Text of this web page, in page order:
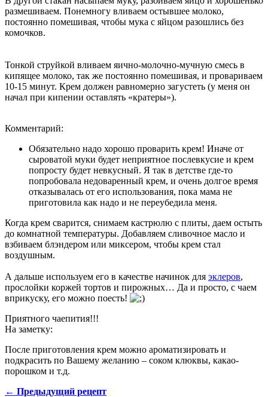
размешиваем. Понемногу вливаем остывшее молоко,
постоянно помешивая, чтобы мука с яйцом разошлись без
комочков.
Тонкой струйкой вливаем яично-молочно-мучную смесь в
кипящее молоко, так же постоянно помешивая, и провариваем
10-15 минут. Крем должен равномерно загустеть (у меня он
начал при кипении оставлять «кратеры»).
Комментарий:
Обязательно надо хорошо проварить крем! Иначе от
сыроватой муки будет неприятное послевкусие и крем
попросту будет невкусный. Я так в детстве где-то
попробовала недоваренный крем, и очень долгое время
отказывалась от его использования, пока мама не
приготовила как надо и не переубедила меня.
Когда крем сварится, снимаем кастрюлю с плиты, даем остыть
до комнатной температуры. Добавляем сливочное масло и
взбиваем блэндером или миксером, чтобы крем стал
воздушным.
А дальше используем его в качестве начинок для эклеров,
прослойки коржей тортов и пирожных… Да и просто, с чаем
вприкуску, его можно поесть!
Приятного чаепития!!!
На заметку:
После приготовления крем можно ароматизировать и
подкрасить по Вашему желанию – соком клюквы, какао-
порошком и т.д.
← Предыдущий рецепт